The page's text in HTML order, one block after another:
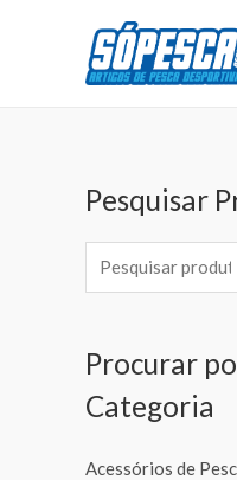
Pesquisar
Procurar
Categoria
Acessórios de